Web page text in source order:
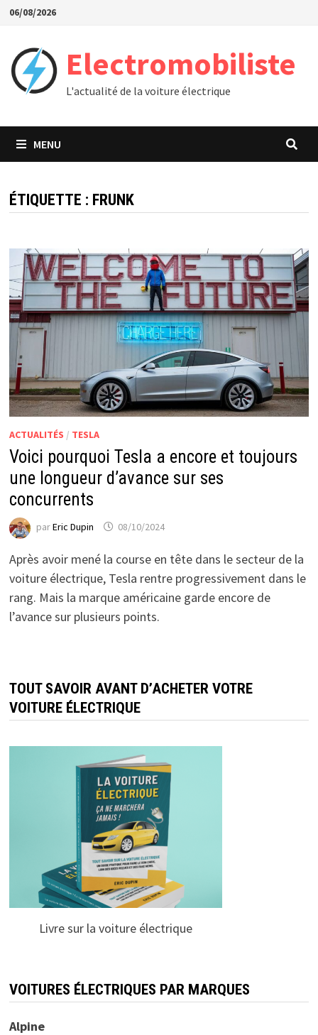
Passer
contenu
06/08/2026
Electromobiliste
L'actualité de la voiture électrique
MENU
ÉTIQUETTE : FRUNK
ACTUALITÉS / TESLA
Voici pourquoi Tesla a encore et toujours
une longueur d’avance sur ses
concurrents
parEric Dupin 08/10/2024
Après avoir mené la course en tête dans le secteur de la
voiture électrique, Tesla rentre progressivement dans le
rang. Mais la marque américaine garde encore de
l’avance sur plusieurs points.
TOUT SAVOIR AVANT D’ACHETER VOTRE
VOITURE ÉLECTRIQUE
Livre sur la voiture électrique
VOITURES ÉLECTRIQUES PAR MARQUES
Alpine